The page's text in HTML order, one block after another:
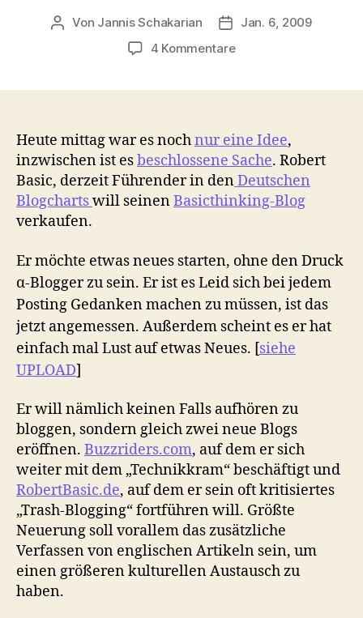
Beitragsautor
Von Jannis Schakarian
Jan. 6, 2009
4 Kommentarezu
Blog
verkaufen
Heute mittag war es nochnur eine Idee,
inzwischen ist esbeschlossene Sache. Robert
Basic, derzeit Führender in denDeutschen
Blogchartswill seinenBasicthinking-Blog
verkaufen.
Er möchte etwas neues starten, ohne den Druck
α-Blogger zu sein. Er ist es Leid sich bei jedem
Posting Gedanken machen zu müssen, ist das
jetzt angemessen. Außerdem scheint es er hat
einfach mal Lust auf etwas Neues. [siehe
UPLOAD]
Er will nämlich keinen Falls aufhören zu
bloggen, sondern gleich zwei neue Blogs
eröffnen. Buzzriders.com, auf dem er sich
weiter mit dem „Technikkram“ beschäftigt und
RobertBasic.de, auf dem er sein oft kritisiertes
„Trash-Blogging“ fortführen will. Größte
Neuerung soll vorallem das zusätzliche
Verfassen von englischen Artikeln sein, um
einen größeren kulturellen Austausch zu
haben.